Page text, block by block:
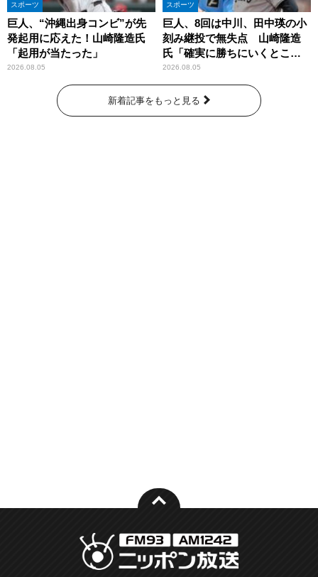
スポーツ
巨人、“沖縄出身コンビ”が先
発起用に応えた！山崎隆造氏
「起用が当たった」
2026.08.05
スポーツ
巨人、8回は中川、田中瑛の小
刻み継投で無失点 山崎隆造
氏「確実に勝ちにいくとこ
ろ」
2026.08.05
新着記事をもっと見る